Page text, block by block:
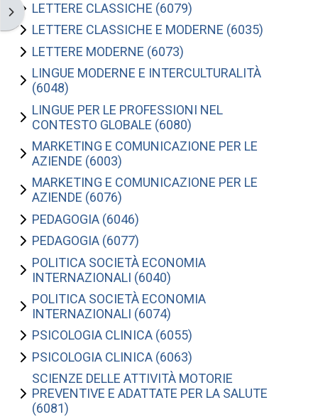
Apri il cassetto del blocco
LETTERE CLASSICHE (6079)
LETTERE CLASSICHE E MODERNE (6035)
LETTERE MODERNE (6073)
LINGUE MODERNE E INTERCULTURALITÀ
(6048)
LINGUE PER LE PROFESSIONI NEL
CONTESTO GLOBALE (6080)
MARKETING E COMUNICAZIONE PER LE
AZIENDE (6003)
MARKETING E COMUNICAZIONE PER LE
AZIENDE (6076)
PEDAGOGIA (6046)
PEDAGOGIA (6077)
POLITICA SOCIETÀ ECONOMIA
INTERNAZIONALI (6040)
POLITICA SOCIETÀ ECONOMIA
INTERNAZIONALI (6074)
PSICOLOGIA CLINICA (6055)
PSICOLOGIA CLINICA (6063)
SCIENZE DELLE ATTIVITÀ MOTORIE
PREVENTIVE E ADATTATE PER LA SALUTE
(6081)